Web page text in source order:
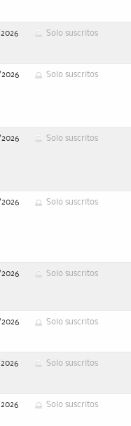
Solo suscritos
Solo suscritos
Solo suscritos
Solo suscritos
Solo suscritos
Solo suscritos
Solo suscritos
Solo suscritos